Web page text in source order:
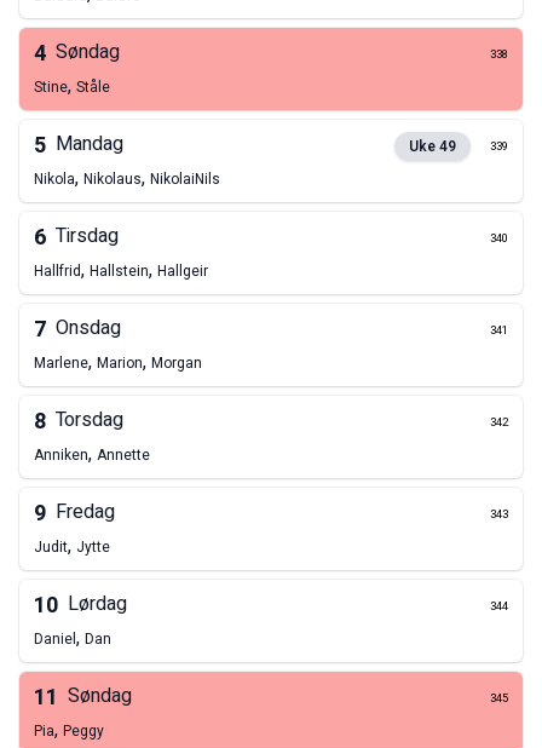
4 Søndag 338
Stine, Ståle
5 Mandag Uke49 339
Nikola, Nikolaus, NikolaiNils
6 Tirsdag 340
Hallfrid, Hallstein, Hallgeir
7 Onsdag 341
Marlene, Marion, Morgan
8 Torsdag 342
Anniken, Annette
9 Fredag 343
Judit, Jytte
10 Lørdag 344
Daniel, Dan
11 Søndag 345
Pia, Peggy